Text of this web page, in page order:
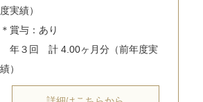
度実績）
＊賞与：あり
年３回　計 4.00ヶ月分（前年度実